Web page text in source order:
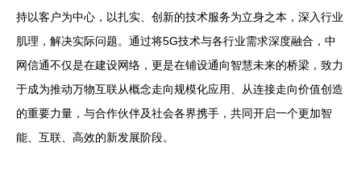
持以客户为中心，以扎实、创新的技术服务为立身之本，深入行业
肌理，解决实际问题。通过将5G技术与各行业需求深度融合，中
网信通不仅是在建设网络，更是在铺设通向智慧未来的桥梁，致力
于成为推动万物互联从概念走向规模化应用、从连接走向价值创造
的重要力量，与合作伙伴及社会各界携手，共同开启一个更加智
能、互联、高效的新发展阶段。